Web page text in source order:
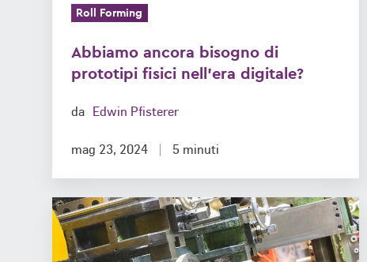
Roll Forming
Abbiamo ancora bisogno di
prototipi fisici nell'era digitale?
da Edwin Pfisterer
mag 23, 2024 5 minuti
L'acciaio